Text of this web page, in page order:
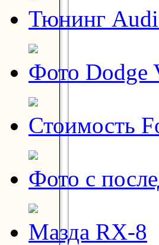
Тюнинг
Фото Dodge
Стоимость
Фото с
Мазда RX-8